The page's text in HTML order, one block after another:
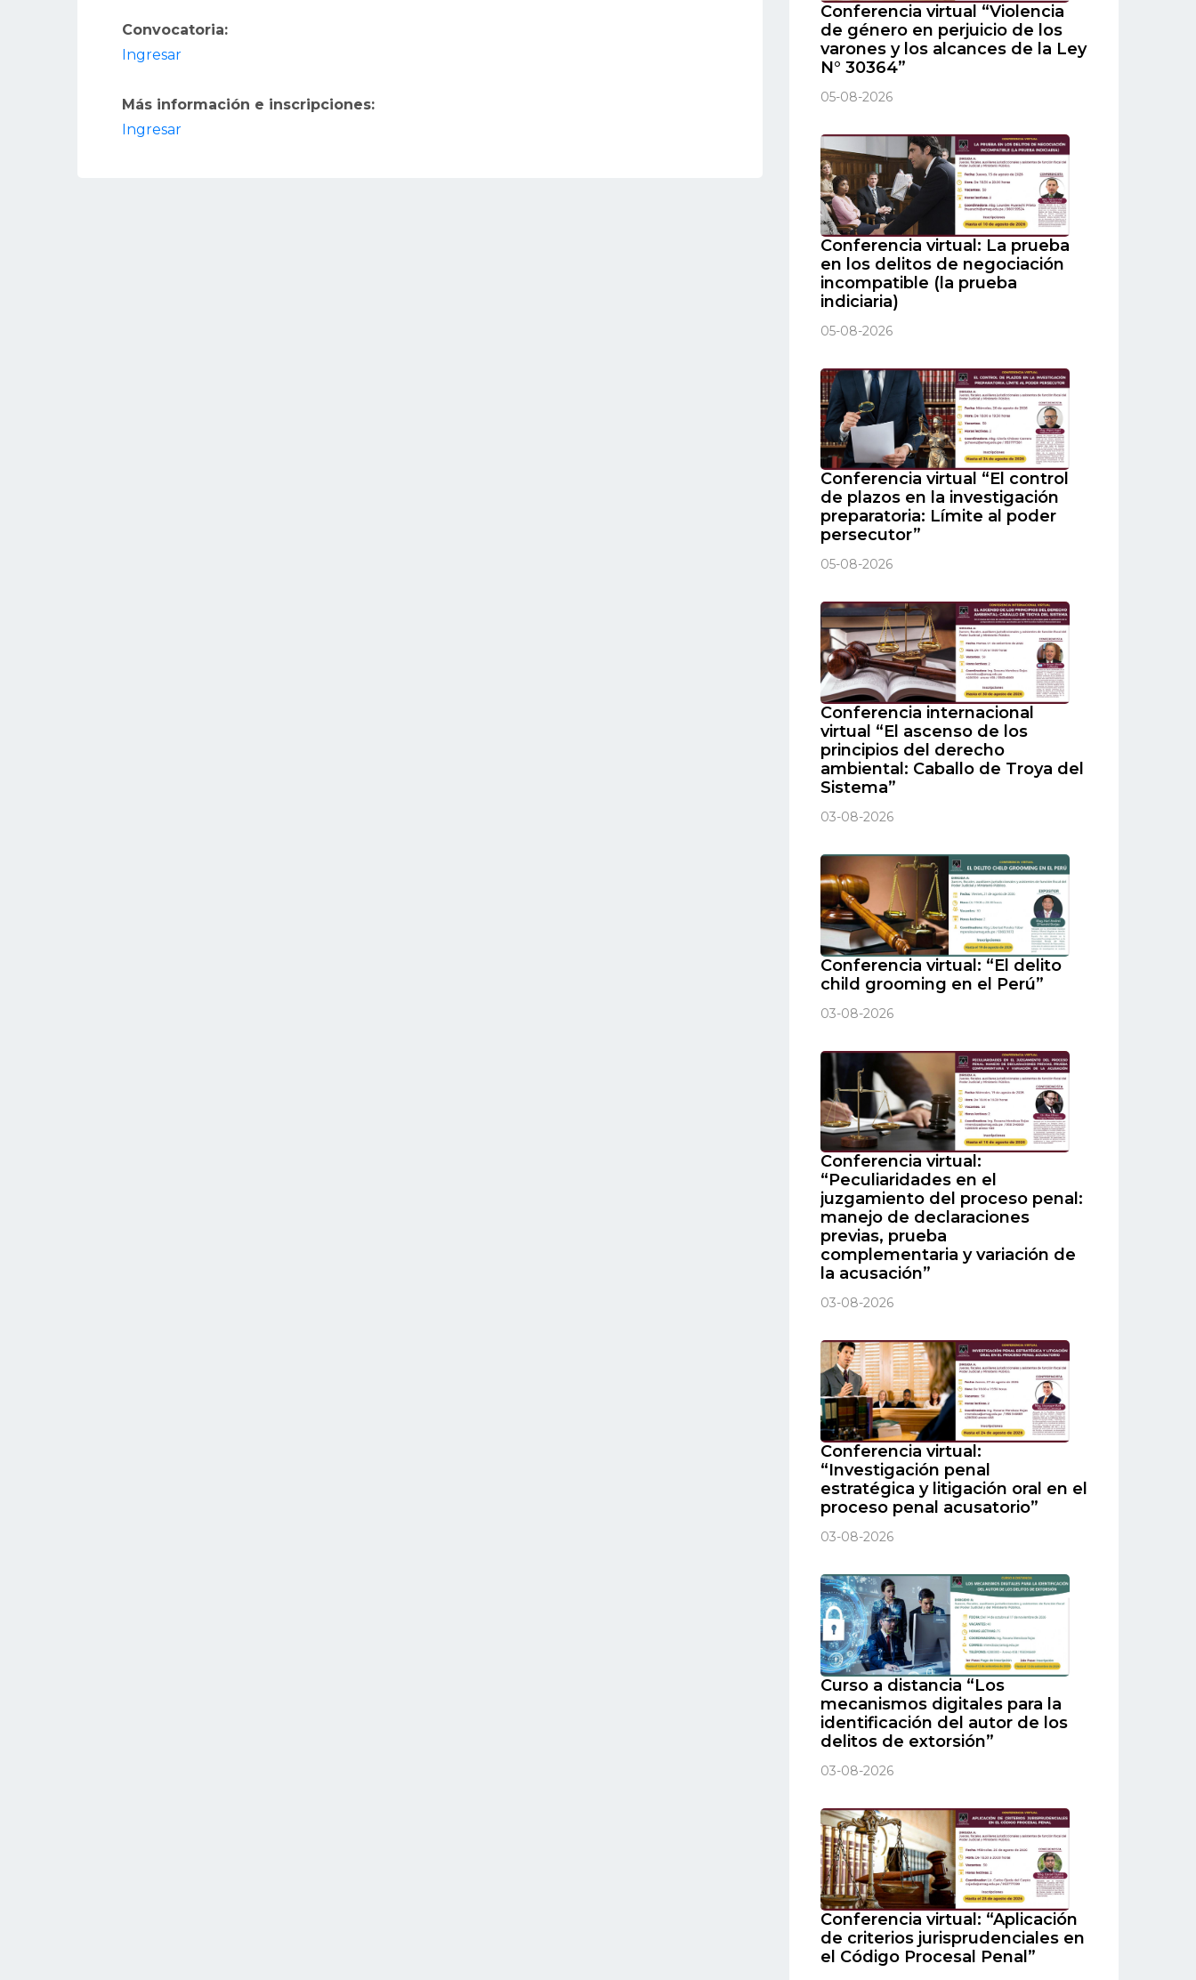
Convocatoria:
Ingresar
Más información e inscripciones:
Ingresar
Conferencia virtual “Violencia
de género en perjuicio de los
varones y los alcances de la Ley
N° 30364”
05-08-2026
Conferencia virtual: La prueba
en los delitos de negociación
incompatible (la prueba
indiciaria)
05-08-2026
Conferencia virtual “El control
de plazos en la investigación
preparatoria: Límite al poder
persecutor”
05-08-2026
Conferencia internacional
virtual “El ascenso de los
principios del derecho
ambiental: Caballo de Troya del
Sistema”
03-08-2026
Conferencia virtual: “El delito
child grooming en el Perú”
03-08-2026
Conferencia virtual:
“Peculiaridades en el
juzgamiento del proceso penal:
manejo de declaraciones
previas, prueba
complementaria y variación de
la acusación”
03-08-2026
Conferencia virtual:
“Investigación penal
estratégica y litigación oral en el
proceso penal acusatorio”
03-08-2026
Curso a distancia “Los
mecanismos digitales para la
identificación del autor de los
delitos de extorsión”
03-08-2026
Conferencia virtual: “Aplicación
de criterios jurisprudenciales en
el Código Procesal Penal”